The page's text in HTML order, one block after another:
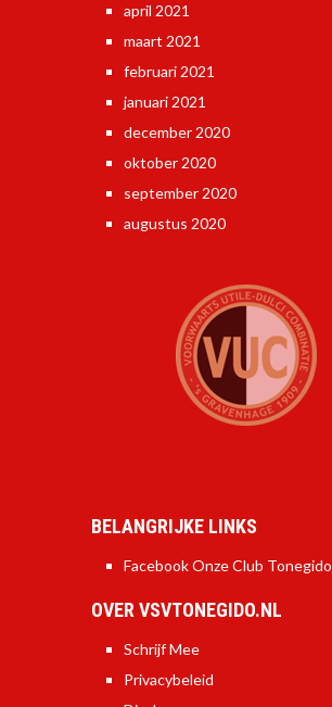
april 2021
maart 2021
februari 2021
januari 2021
december 2020
oktober 2020
september 2020
augustus 2020
BELANGRIJKE LINKS
Facebook Onze Club Tonegido
OVER VSVTONEGIDO.NL
Schrijf Mee
Privacybeleid